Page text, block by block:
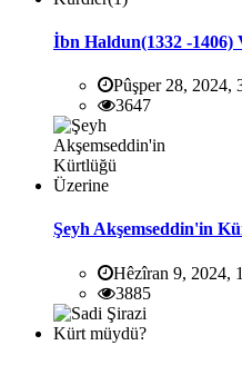
İbn Haldun(1332 -1406)
Pûşper 28, 2024,
3647
Şeyh Akşemseddin'in
Hêzîran 9, 2024,
3885